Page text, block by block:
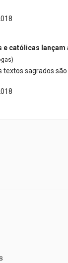
e católicas lançam
textos sagrados